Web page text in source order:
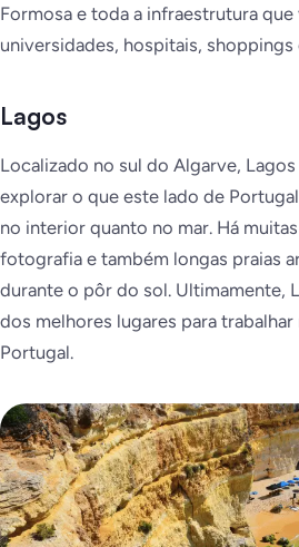
Formosa e toda a infraestrutura
universidades, hospitais, shoppings
Lagos
Localizado no sul do Algarve,
explorar o que este lado de
no interior quanto no mar. Há
fotografia e também longas praias
durante o pôr do sol. Ultimamente,
dos melhores lugares para
Portugal.